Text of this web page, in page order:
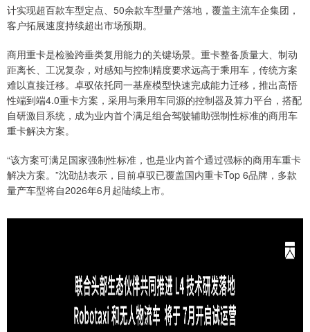
计实现超百款车型定点、50余款车型量产落地，覆盖主流车企集团，
客户拓展速度持续超出市场预期。
商用重卡是检验跨垂类复用能力的关键场景。重卡整备质量大、制动
距离长、工况复杂，对感知与控制精度要求远高于乘用车，传统方案
难以直接迁移。卓驭依托同一基座模型快速完成能力迁移，推出高悟
性端到端4.0重卡方案，采用与乘用车同源的控制器及算力平台，搭配
自研激目系统，成为业内首个满足组合驾驶辅助强制性标准的商用车
重卡解决方案。
“该方案可满足国家强制性标准，也是业内首个通过强标的商用车重卡
解决方案。”沈劭劼表示，目前卓驭已覆盖国内重卡Top 6品牌，多款
量产车型将自2026年6月起陆续上市。